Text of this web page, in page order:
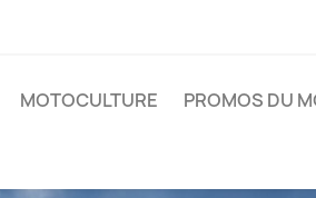
MOTOCULTURE PROMOS DU